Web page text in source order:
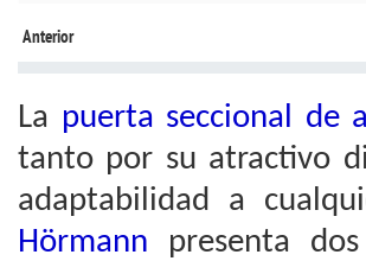
Anterior
La puerta seccional de
tanto por su atractivo
adaptabilidad a
Hörmann presenta